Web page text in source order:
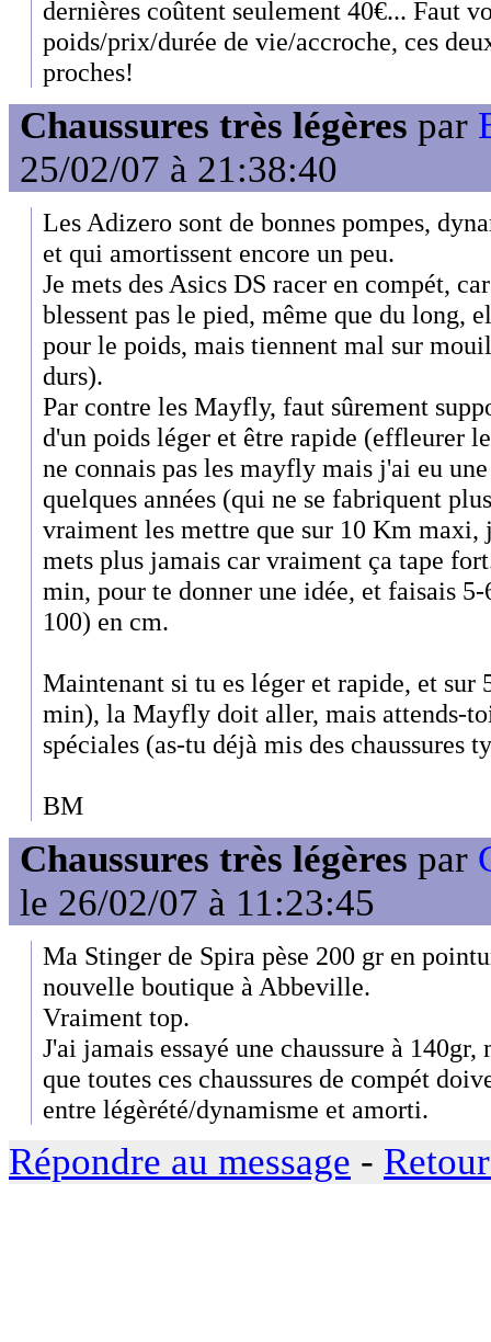
dernières coûtent seulement 40€... Faut
poids/prix/durée de vie/accroche, ces
proches!
Chaussures très légères par
25/02/07 à 21:38:40
Les Adizero sont de bonnes pompes,
et qui amortissent encore un peu.
Je mets des Asics DS racer en compét,
blessent pas le pied, même que du long,
pour le poids, mais tiennent mal sur
durs).
Par contre les Mayfly, faut sûrement
d'un poids léger et être rapide (effleurer
ne connais pas les mayfly mais j'ai eu
quelques années (qui ne se fabriquent
vraiment les mettre que sur 10 Km maxi,
mets plus jamais car vraiment ça tape
min, pour te donner une idée, et faisais
100) en cm.
Maintenant si tu es léger et rapide, et sur
min), la Mayfly doit aller, mais attends-
spéciales (as-tu déjà mis des chaussures
BM
Chaussures très légères par
le 26/02/07 à 11:23:45
Ma Stinger de Spira pèse 200 gr en
nouvelle boutique à Abbeville.
Vraiment top.
J'ai jamais essayé une chaussure à
que toutes ces chaussures de compét
entre légèrété/dynamisme et amorti.
Répondre au message -